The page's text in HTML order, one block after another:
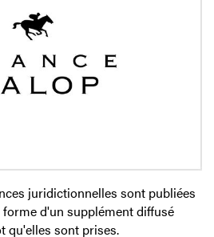
juridictionnelles sont publiées
d'un supplément diffusé
qu'elles sont prises.